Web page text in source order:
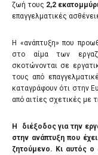
ζωή τους 2,2
επαγγελματικές
Η «ανάπτυξη» που
στο αίμα των
σκοτώνονται σε
τους από
καταγράφουν ότι στην
από αιτίες σχετικές με
Η διέξοδος για την
στην ανάπτυξη που
ζητούμενο. Κι αυτός ο